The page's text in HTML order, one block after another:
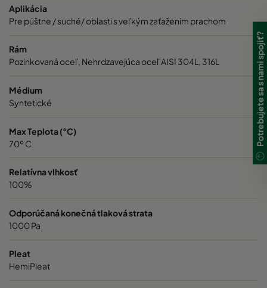
Aplikácia
Pre púštne / suché/ oblasti s veľkým zaťažením prachom
Rám
Pozinkovaná oceľ, Nehrdzavejúca oceľ AISI 304L, 316L
Médium
Syntetické
Max Teplota (°C)
70º C
Relatívna vlhkosť
100%
Odporúčaná konečná tlaková strata
1000 Pa
Pleat
HemiPleat
Potrebujete sa s nami spojiť?